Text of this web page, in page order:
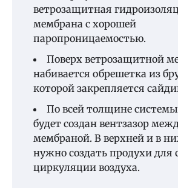
ветрозащитная
мембрана с хорошей
паропроницаемостью.
Поверх ветрозащитной
набивается обрешетка из
которой закрепляется
По всей толщине
будет создан вентзазор
мембраной. В верхней и в
нужно создать продухи для
циркуляции воздуха.